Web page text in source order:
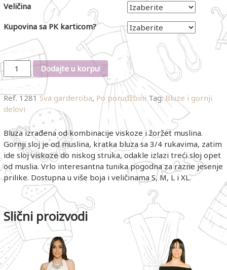
Veličina
Kupovina sa PK karticom?
Količina Dodajte u korpu!
Ref.1281 Sva garderoba, Po porudžbini Tag:Bluze i gornji
delovi
Bluza izrađena od kombinacije viskoze i žoržet muslina.
Gornji sloj je od muslina, kratka bluza sa 3/4 rukavima, zatim
ide sloj viskoze do niskog struka, odakle izlazi treći sloj opet
od muslia. Vrlo interesantna tunika pogodna za razne jesenje
prilike. Dostupna u više boja i veličinama S, M, L i XL.
Slični proizvodi